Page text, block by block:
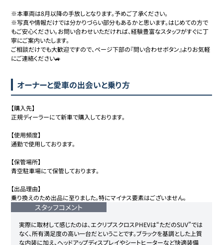
※本車両は8月以降の手放しとなります。予めご了承ください。
※写真や情報だけでは分かりづらい部分もあるかと思います。はじめての方で
もご安心ください。お問い合わせいただければ、経験豊富なスタッフがすぐに丁
寧にご案内いたします。
ご相談だけでも大歓迎ですので、ページ下部の『問い合わせボタン』よりお気軽
にご連絡ください🚙
オーナーと愛車の出会いと乗り方
【購入先】
正規ディーラーにて新車で購入しております。
【使用頻度】
通勤で使用しております。
【保管場所】
青空駐車場にて保管しております。
【出品理由】
乗り換えのため出品に至りました。特にマイナス要素はございません。
スタッフコメント
実際に取材して感じたのは、エクリプスクロスPHEVは“ただのSUV”では
なく、所有満足度の高い一台だということです。ブラックを基調とした上質
な内装に加え、ヘッドアップディスプレイやシートヒーターなど快適装備